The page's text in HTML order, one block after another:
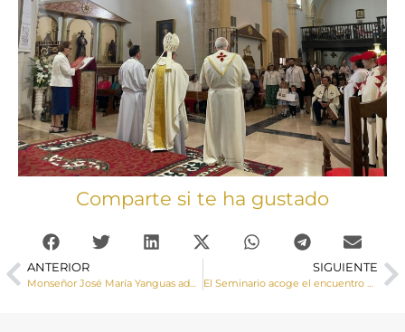
Comparte si te ha gustado
ANTERIOR
Monseñor José María Yanguas administra la Confirmación a un numero grupo de adolescentes en Mota del Cuervo
SIGUIENTE
El Seminario acoge el encuentro de delegados y equipos de pastoral juvenil de la Provincia Eclesiástica de Toledo